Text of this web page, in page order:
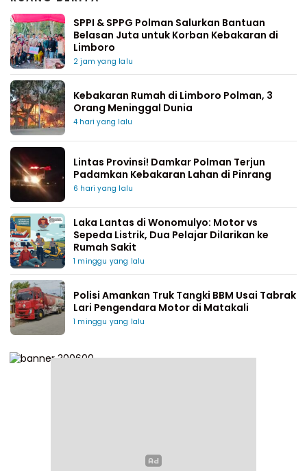
SPPI & SPPG Polman Salurkan Bantuan
Belasan Juta untuk Korban Kebakaran di
Limboro
2 jam yang lalu
Kebakaran Rumah di Limboro Polman, 3
Orang Meninggal Dunia
4 hari yang lalu
Lintas Provinsi! Damkar Polman Terjun
Padamkan Kebakaran Lahan di Pinrang
6 hari yang lalu
Laka Lantas di Wonomulyo: Motor vs
Sepeda Listrik, Dua Pelajar Dilarikan ke
Rumah Sakit
1 minggu yang lalu
Polisi Amankan Truk Tangki BBM Usai Tabrak
Lari Pengendara Motor di Matakali
1 minggu yang lalu